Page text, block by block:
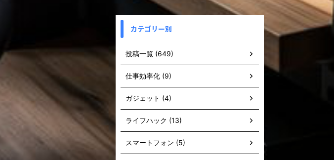
カテゴリー別
投稿一覧 (649)
仕事効率化 (9)
ガジェット (4)
ライフハック (13)
スマートフォン (5)